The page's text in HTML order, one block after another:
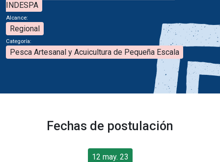
INDESPA
Alcance:
Regional
Categoría:
Pesca Artesanal y Acuicultura de Pequeña Escala
Fechas de postulación
12 may. 23